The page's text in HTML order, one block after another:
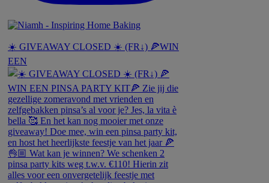
☀️ GIVEAWAY CLOSED ☀️ (FR↓) 🍕WIN
EEN